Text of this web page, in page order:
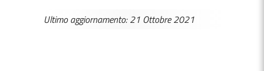
Ultimo aggiornamento: 21 Ottobre 2021